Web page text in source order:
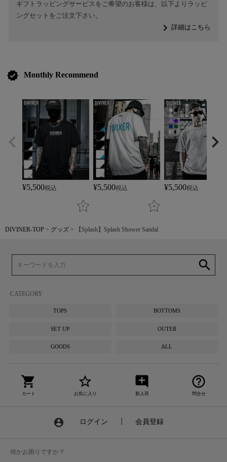
ギフトラッピングサービスをご希望のお客様は、以下よりラッピ
ングセットをご注文下さい。
navigate_next詳細はこちら
verified Monthly Recommend
¥5,500税込 ¥5,500税込 ¥5,500税込
DIVINER-TOP グッズ 【Splash】Splash Shower Sandal
search
CATEGORY
TOPS BOTTOMS
SET UP OUTER
GOODS ALL
shopping_cart
カート
star_border
お気に入り
add_comment
新入荷
help_outline
問合せ
account_circle ログイン 会員登録
何かお困りですか？